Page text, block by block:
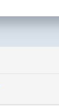
(24h/24,